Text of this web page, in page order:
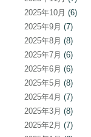
2025年10月 (6)
2025年9月 (7)
2025年8月 (8)
2025年7月 (6)
2025年6月 (6)
2025年5月 (8)
2025年4月 (7)
2025年3月 (8)
2025年2月 (7)